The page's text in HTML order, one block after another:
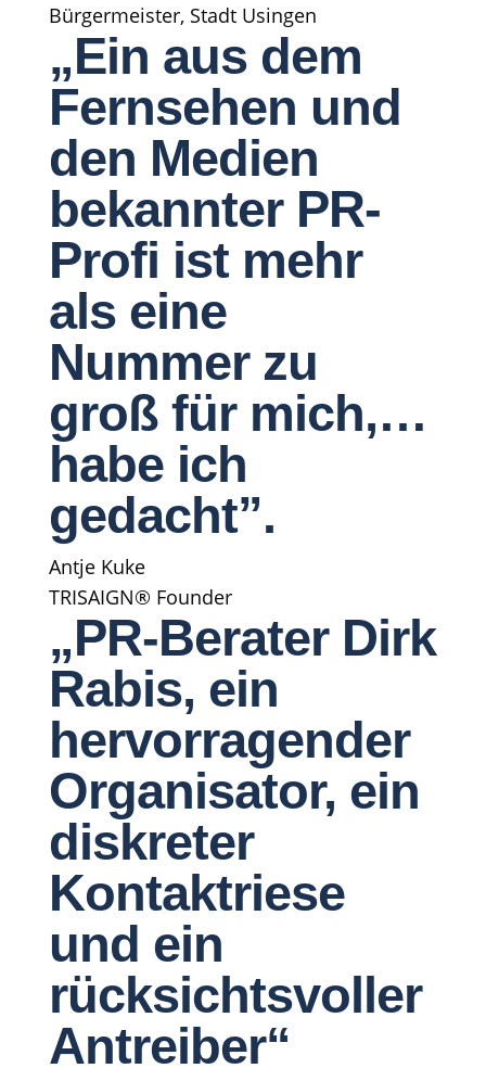
Bürgermeister, Stadt Usingen
„Ein aus dem
Fernsehen und
den Medien
bekannter PR-
Profi ist mehr
als eine
Nummer zu
groß für mich,…
habe ich
gedacht”.
Antje Kuke
TRISAIGN® Founder
„PR-Berater Dirk
Rabis, ein
hervorragender
Organisator, ein
diskreter
Kontaktriese
und ein
rücksichtsvoller
Antreiber“